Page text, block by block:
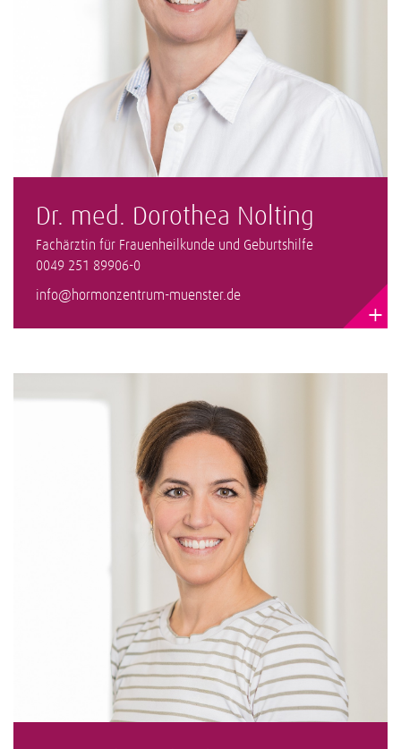
Dr. med. Dorothea Nolting
Fachärztin für Frauenheilkunde und Geburtshilfe
0049 251 89906-0
info@hormonzentrum-muenster.de
+